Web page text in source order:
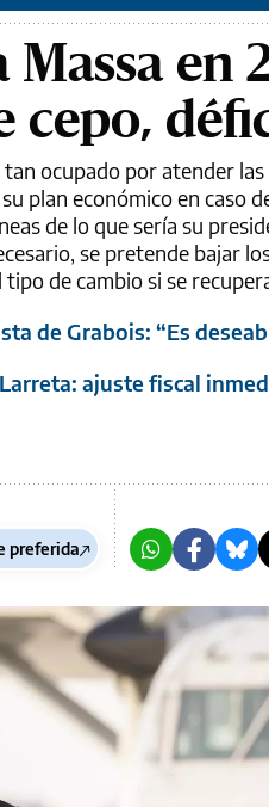
Massa en
cepo,
ocupado por atender
plan económico en caso
de lo que sería su
se pretende bajar
de cambio si se
de Grabois: “Es
ajuste fiscal
preferida